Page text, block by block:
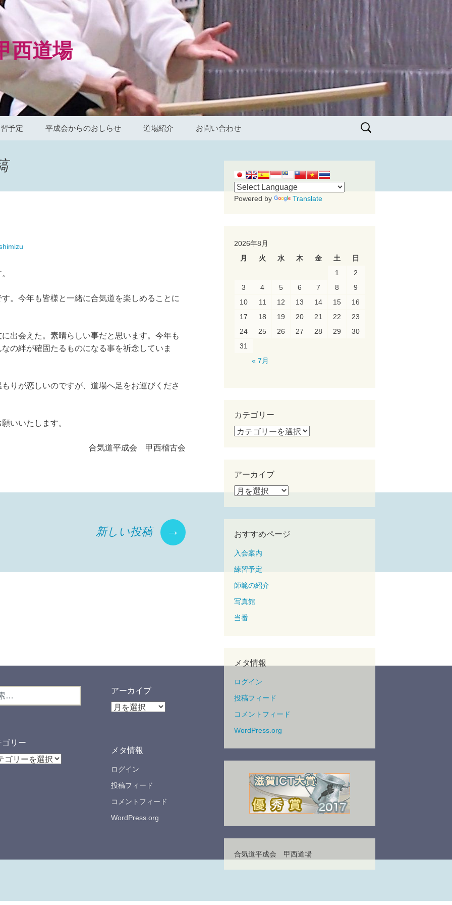
西道場
予定 平成会からのおしらせ 道場紹介 お問い合わせ
検
。今年も皆様と一緒に合気道を楽しめることに
出会えた。素晴らしい事だと思います。今年も
の絆が確固たるものになる事を祈念していま
りが恋しいのですが、道場へ足をお運びくださ
いいたします。
合気道平成会 甲西稽古会
新しい投稿 →
Powered by Translate
2026年8月
月
火 水 木 金 土
日
1
2
3
4 5 6 7 8
9
10
11 12 13 14 15
16
17
18 19 20 21 22
23
24
25 26 27 28 29
30
31
« 7月
カテゴリー
カ
ー
アーカイブ
ア
ブ
おすすめページ
入会案内
練習予定
師範の紹介
写真館
当番
メタ情報
ログイン
投稿フィード
コメントフィード
WordPress.org
合気道平成会 甲西道場
アーカイブ
ア
ブ
ゴリー
メタ情報
ログイン
投稿フィード
コメントフィード
WordPress.org